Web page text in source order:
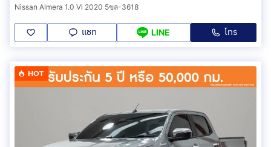
Nissan Almera 1.0 Vl 2020 5ขล-3618
แชท LINE โทร
HOT